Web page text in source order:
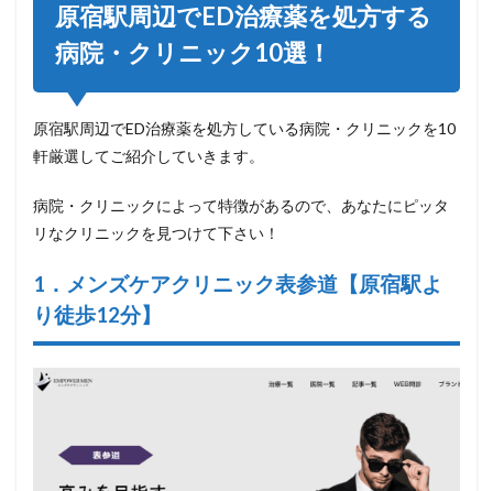
原宿駅周辺でED治療薬を処方する
病院・クリニック10選！
原宿駅周辺でED治療薬を処方している病院・クリニックを10
軒厳選してご紹介していきます。
病院・クリニックによって特徴があるので、あなたにピッタ
リなクリニックを見つけて下さい！
1．メンズケアクリニック表参道【原宿駅よ
り徒歩12分】